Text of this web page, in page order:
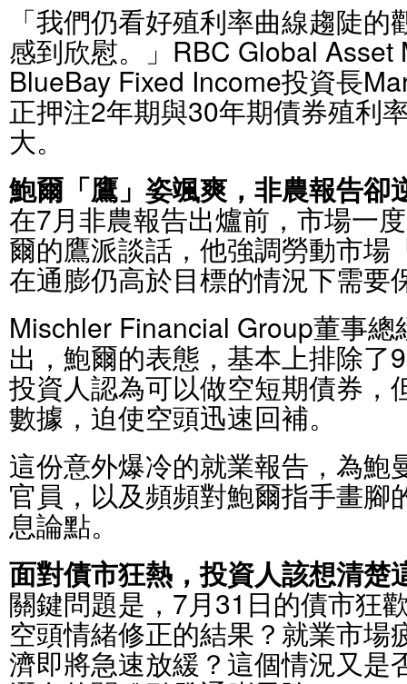
「我們仍看好殖利率曲線趨陡
感到欣慰。」RBC Global Asset
BlueBay Fixed Income投資長
正押注2年期與30年期債券殖利
大。
鮑爾「鷹」姿颯爽，非農報告卻
在7月非農報告出爐前，市場一
爾的鷹派談話，他強調勞動市場
在通膨仍高於目標的情況下需要
Mischler Financial Group董事總
出，鮑爾的表態，基本上排除了
投資人認為可以做空短期債券，
數據，迫使空頭迅速回補。
這份意外爆冷的就業報告，為鮑
官員，以及頻頻對鮑爾指手畫腳
息論點。
面對債市狂熱，投資人該想清楚
關鍵問題是，7月31日的債市狂
空頭情緒修正的結果？就業市場
濟即將急速放緩？這個情況又是